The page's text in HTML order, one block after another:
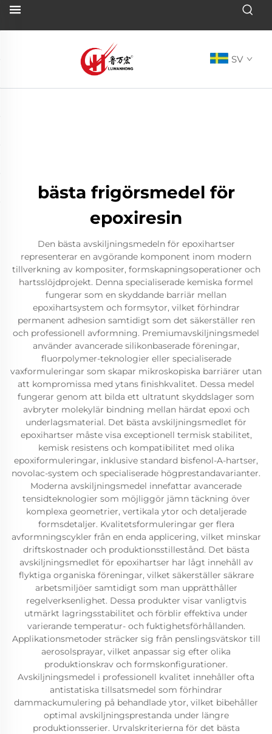
SV
bästa frigörsmedel för
epoxiresin
Den bästa avskiljningsmedeln för epoxihartser
representerar en avgörande komponent inom modern
tillverkning av kompositer, formskapningsoperationer och
hartsslöjdprojekt. Denna specialiserade kemiska formel
fungerar som en skyddande barriär mellan
epoxihartsystem och formsytor, vilket förhindrar
permanent adhesion samtidigt som det säkerställer ren
och professionell avformning. Premiumavskiljningsmedel
använder avancerade silikonbaserade föreningar,
fluorpolymer-teknologier eller specialiserade
vaxformuleringar som skapar mikroskopiska barriärer utan
att kompromissa med ytans finishkvalitet. Dessa medel
fungerar genom att bilda ett ultratunt skyddslager som
avbryter molekylär bindning mellan härdat epoxi och
underlagsmaterial. Det bästa avskiljningsmedlet för
epoxihartser måste visa exceptionell termisk stabilitet,
kemisk resistens och kompatibilitet med olika
epoxiformuleringar, inklusive standard bisfenol-A-hartser,
novolac-system och specialiserade högprestandavarianter.
Moderna avskiljningsmedel innefattar avancerade
tensidteknologier som möjliggör jämn täckning över
komplexa geometrier, vertikala ytor och detaljerade
formsdetaljer. Kvalitetsformuleringar ger flera
avformningscykler från en enda applicering, vilket minskar
driftskostnader och produktionsstillestånd. Det bästa
avskiljningsmedlet för epoxihartser har lågt innehåll av
flyktiga organiska föreningar, vilket säkerställer säkrare
arbetsmiljöer samtidigt som man upprätthåller
regelverksenlighet. Dessa produkter visar vanligtvis
utmärkt lagringsstabilitet och förblir effektiva under
varierande temperatur- och fuktighetsförhållanden.
Applikationsmetoder sträcker sig från penslingsvätskor till
aerosolsprayar, vilket anpassar sig efter olika
produktionskrav och formskonfigurationer.
Avskiljningsmedel i professionell kvalitet innehåller ofta
antistatiska tillsatsmedel som förhindrar
dammackumulering på behandlade ytor, vilket bibehåller
optimal avskiljningsprestanda under längre
produktionsserier. Urvalskriterierna för det bästa